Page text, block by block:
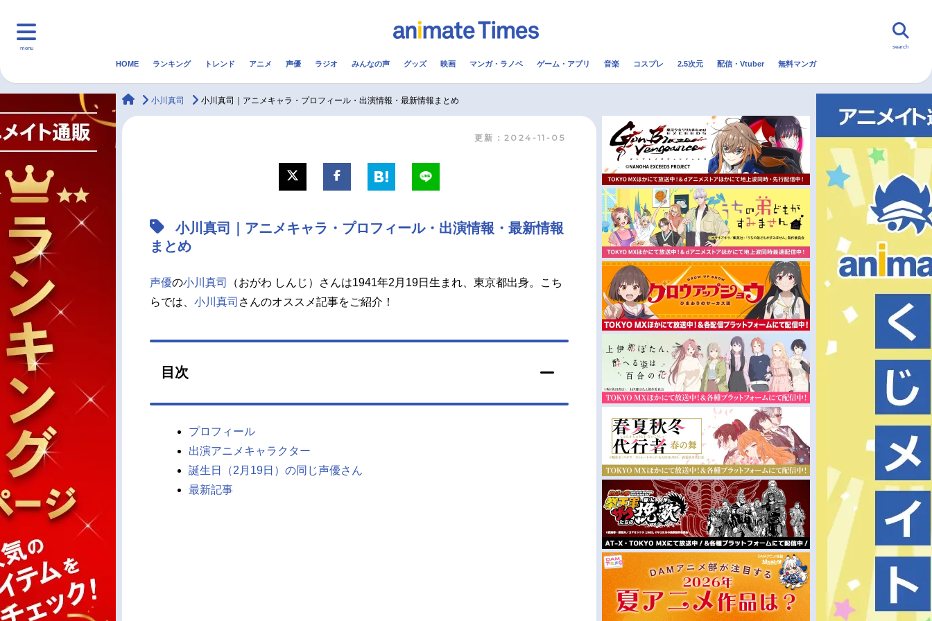
menu
マンガ・ラノベ 2.5次元 配信・Vtuber トレンド 無料マンガ
声優記事一覧
アニメ映画一覧
男性声優/女性声優一覧
今期アニメ曜日別一覧
夏アニメ
秋アニメ
冬アニメ
search
HOME ランキング トレンド アニメ 声優 ラジオ みんなの声 グッズ 映画 マンガ・ラノベ ゲーム・アプリ 音楽 コスプレ 2.5次元 配信・Vtuber 無料マンガ
animateTimes
小川真司 小川真司｜アニメキャラ・プロフィール・出演情報・最新情報まとめ
更新：2024-11-05
小川真司｜アニメキャラ・プロフィール・出演情報・最新情報
まとめ
声優の小川真司
（おがわ しんじ）さんは1941年2月19日生まれ、東京都出身。こち
らでは、 小川真司 さんのオススメ記事をご紹介！
目次
プロフィール
出演アニメキャラクター
誕生日（2月19日）の同じ声優さん
最新記事